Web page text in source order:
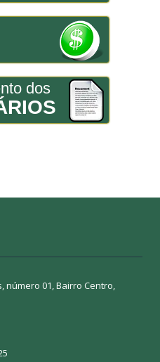
dos
número 01, Bairro Centro,